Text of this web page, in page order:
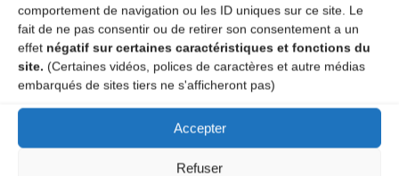
comportement de navigation ou les ID uniques sur ce site. Le
fait de ne pas consentir ou de retirer son consentement a un
effet négatif sur certaines caractéristiques et fonctions du
site. (Certaines vidéos, polices de caractères et autre médias
embarqués de sites tiers ne s'afficheront pas)
Accepter
Refuser